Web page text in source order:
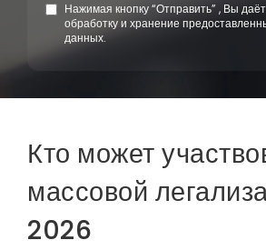
Нажимая кнопку “Отправить” , Вы
обработку и хранение
данных.
Кто может
массовой
2026